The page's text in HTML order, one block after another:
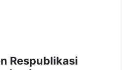
Respublikasi